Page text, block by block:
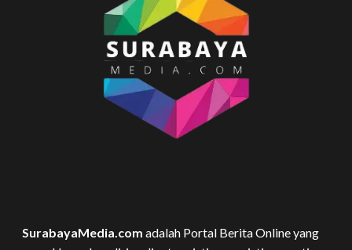
SurabayaMedia.com adalah Portal Berita Online yang